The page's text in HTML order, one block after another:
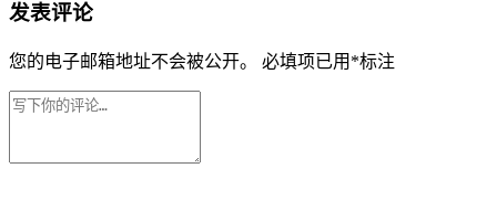
发表评论
您的电子邮箱地址不会被公开。 必填项已用 *标注